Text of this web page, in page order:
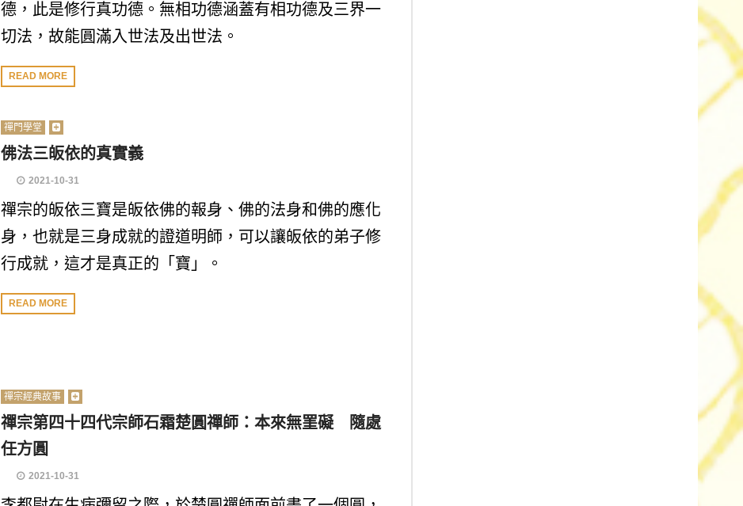
德，此是修行真功德。無相功德涵蓋有相功德及三界一
切法，故能圓滿入世法及出世法。
READ MORE
禪門學堂
佛法三皈依的真實義
2021-10-31
禪宗的皈依三寶是皈依佛的報身、佛的法身和佛的應化
身，也就是三身成就的證道明師，可以讓皈依的弟子修
行成就，這才是真正的「寶」。
READ MORE
禪宗經典故事
禪宗第四十四代宗師石霜楚圓禪師：本來無罣礙 隨處
任方圓
2021-10-31